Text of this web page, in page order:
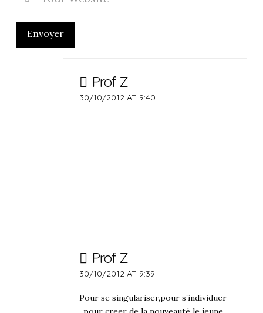
Envoyer
Prof Z
30/10/2012 AT 9:40
Prof Z
30/10/2012 AT 9:39
Pour se singulariser,pour s’individuer